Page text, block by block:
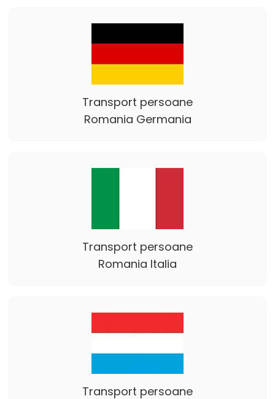
Transport persoane
Romania Germania
Transport persoane
Romania Italia
Transport persoane